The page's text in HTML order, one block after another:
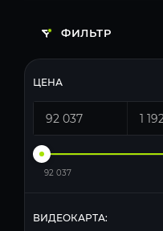
ФИЛЬТР
ЦЕНА
92 037
ВИДЕОКАРТА: